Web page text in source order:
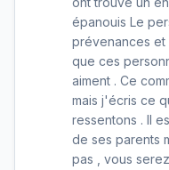
épanouis Le
prévenances et
que ces
aiment . Ce
mais j'écris ce
ressentons . Il
de ses parents
pas , vous